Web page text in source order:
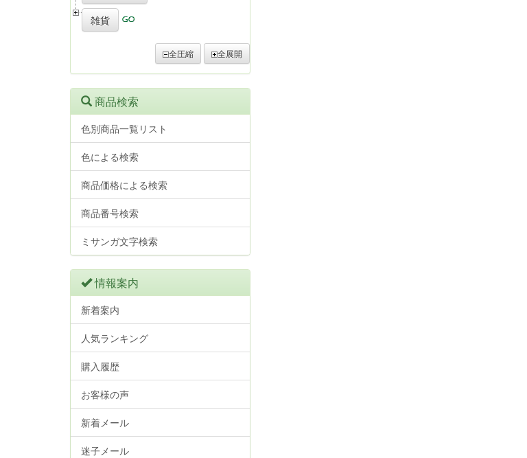
雑貨
全圧縮 全展開
商品検索
色別商品一覧リスト
色による検索
商品価格による検索
商品番号検索
ミサンガ文字検索
情報案内
新着案内
人気ランキング
購入履歴
お客様の声
新着メール
迷子メール